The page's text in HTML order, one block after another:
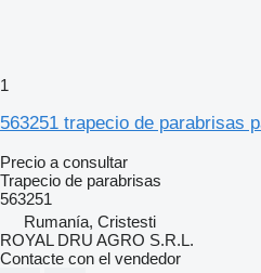
1
563251 trapecio de parabrisas
Precio a consultar
Trapecio de parabrisas
563251
Rumanía, Cristesti
ROYAL DRU AGRO S.R.L.
Contacte con el vendedor